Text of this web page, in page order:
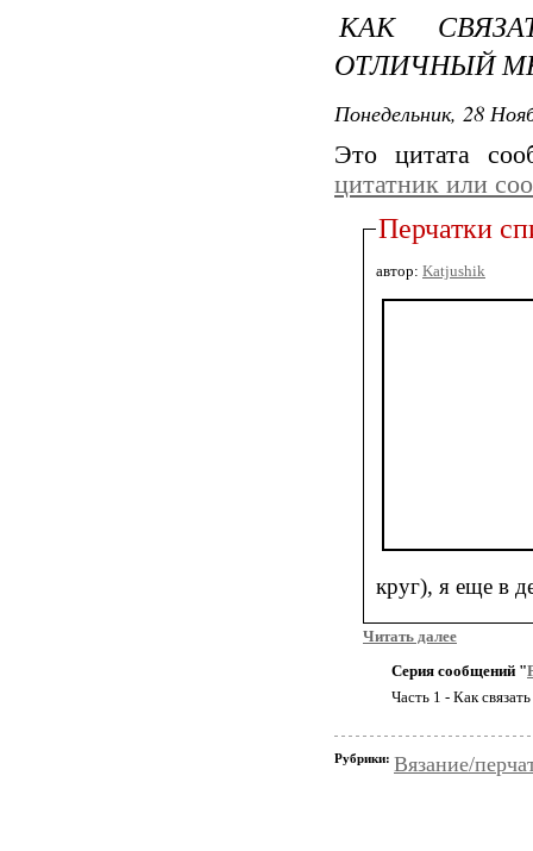
КАК
ОТЛИЧНЫЙ
Понедельник, 28
Это цитата
цитатник или
Перчатки
автор: Katjushik
круг), я еще в
Читать далее
Серия сообщений "
Часть 1 - Как
Рубрики: Вязание/